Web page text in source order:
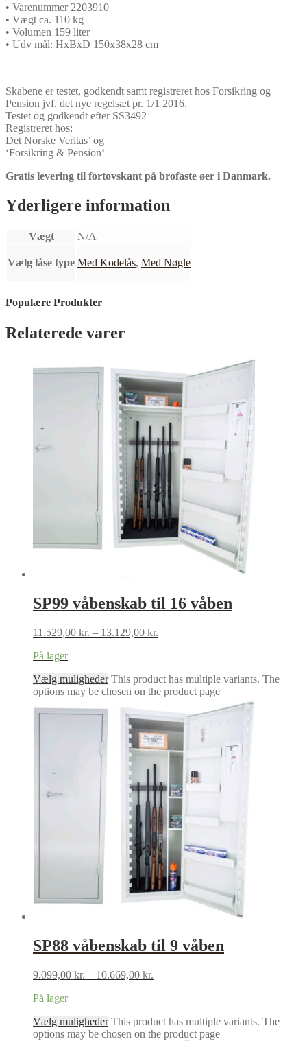
• Varenummer 2203910
• Vægt ca. 110 kg
• Volumen 159 liter
• Udv mål: HxBxD 150x38x28 cm
Skabene er testet, godkendt samt registreret hos Forsikring og
Pension jvf. det nye regelsæt pr. 1/1 2016.
Testet og godkendt efter SS3492
Registreret hos:
Det Norske Veritas’ og
‘Forsikring & Pension‘
Gratis levering til fortovskant på brofaste øer i Danmark.
Yderligere information
Vægt N/A
Vælg låse type Med Kodelås, Med Nøgle
Populære Produkter
Relaterede varer
SP99 våbenskab til 16 våben
11.529,00 kr. – 13.129,00 kr.
På lager
Vælg mulighederThis product has multiple variants. The
options may be chosen on the product page
SP88 våbenskab til 9 våben
9.099,00 kr. – 10.669,00 kr.
På lager
Vælg mulighederThis product has multiple variants. The
options may be chosen on the product page